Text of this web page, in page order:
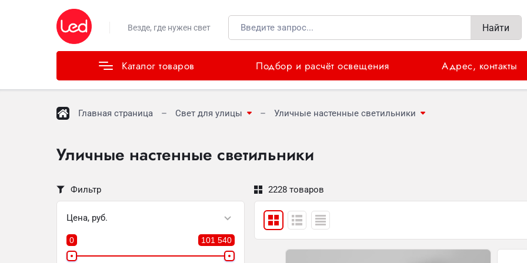
Везде, где нужен свет Найти
Каталог товаров Подбор и расчёт освещения Адрес, контакты
Каталог товаров
Главная страница Свет для улицы Уличные настенные светильники
Уличные настенные светильники
Фильтр
Цена, руб.
0 101 540
2228 товаров